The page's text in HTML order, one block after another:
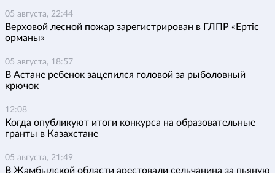
05 августа, 22:44
Верховой лесной пожар зарегистрирован в ГЛПР «Ертіс
орманы»
05 августа, 18:57
В Астане ребенок зацепился головой за рыболовный
крючок
12:08
Когда опубликуют итоги конкурса на образовательные
гранты в Казахстане
05 августа, 21:49
В Жамбылской области арестовали сельчанина за пьяную